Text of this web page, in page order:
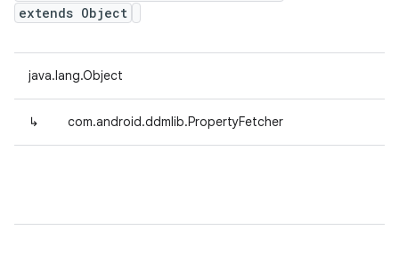
extends Object
java.lang.Object
↳ com.android.ddmlib.PropertyFetcher